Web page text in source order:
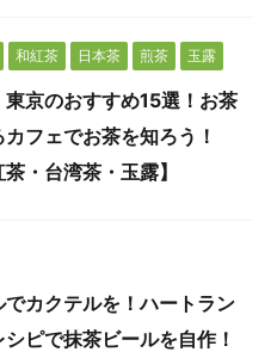
和紅茶 日本茶 煎茶 玉露
東京のおすすめ15選！お茶
フェでお茶を知ろう！
茶・台湾茶・玉露】
カクテルを！ハートラン
シピで抹茶ビールを自作！